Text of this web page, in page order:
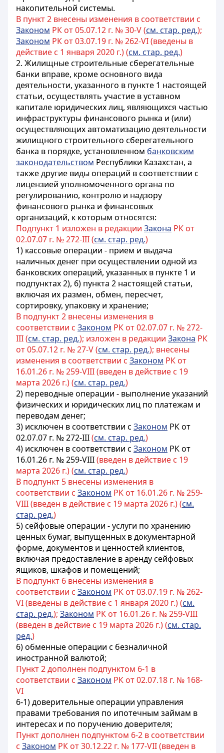
накопительной системы.
В пункт 2 внесены изменения в соответствии с
Законом РК от 05.07.12 г. № 30-V (см. стар. ред.);
Законом РК от 03.07.19 г. № 262-VI (введены в
действие с 1 января 2020 г.) (см. стар. ред.)
2. Жилищные строительные сберегательные
банки вправе, кроме основного вида
деятельности, указанного в пункте 1 настоящей
статьи, осуществлять участие в уставном
капитале юридических лиц, являющихся частью
инфраструктуры финансового рынка и (или)
осуществляющих автоматизацию деятельности
жилищного строительного сберегательного
банка в порядке, установленном банковским
законодательством Республики Казахстан, а
также другие виды операций в соответствии с
лицензией уполномоченного органа по
регулированию, контролю и надзору
финансового рынка и финансовых
организаций, к которым относятся:
Подпункт 1 изложен в редакции Закона РК от
02.07.07 г. № 272-III (см. стар. ред.)
1) кассовые операции - прием и выдача
наличных денег при осуществлении одной из
банковских операций, указанных в пункте 1 и
подпунктах 2), 6) пункта 2 настоящей статьи,
включая их размен, обмен, пересчет,
сортировку, упаковку и хранение;
В подпункт 2 внесены изменения в
соответствии с Законом РК от 02.07.07 г. № 272-
III (см. стар. ред.); изложен в редакции Закона РК
от 05.07.12 г. № 27-V (см. стар. ред.); внесены
изменения в соответствии с Законом РК от
16.01.26 г. № 259-VIII (введен в действие с 19
марта 2026 г.) (см. стар. ред.)
2) переводные операции - выполнениеуказаний
физических и юридических лиц по платежам и
переводам денег;
3) исключен в соответствии с Законом РК от
02.07.07 г. № 272-III(см. стар. ред.)
4) исключен в соответствии с Законом РК от
16.01.26 г. № 259-VIII(введен в действие с 19
марта 2026 г.) (см. стар. ред.)
В подпункт 5 внесены изменения в
соответствии с Законом РК от 16.01.26 г. № 259-
VIII (введен в действие с 19 марта 2026 г.) (см.
стар. ред.)
5) сейфовые операции - услуги по хранению
ценных бумаг, выпущенных в документарной
форме, документов и ценностей клиентов,
включая предоставление в аренду сейфовых
ящиков, шкафов и помещений;
В подпункт 6 внесены изменения в
соответствии с Законом РК от 03.07.19 г. № 262-
VI (введены в действие с 1 января 2020 г.) (см.
стар. ред.); Законом РК от 16.01.26 г. № 259-VIII
(введен в действие с 19 марта 2026 г.) (см. стар.
ред.)
6) обменныеоперации с безналичной
иностранной валютой;
Пункт 2 дополнен подпунктом 6-1 в
соответствии с Законом РК от 02.07.18 г. № 168-
VI
6-1) доверительные операции управления
правами требования по ипотечным займам в
интересах и по поручению доверителя;
Пункт дополнен подпунктом 6-2 в соответствии
с Законом РК от 30.12.22 г. № 177-VII (введен в